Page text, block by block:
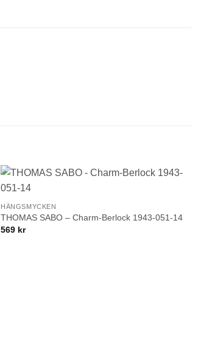
HÄNGSMYCKEN
THOMAS SABO – Charm-Berlock 1943-051-14
569 kr